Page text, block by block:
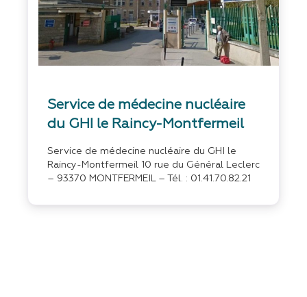
Service de médecine nucléaire
du GHI le Raincy-Montfermeil
Service de médecine nucléaire du GHI le
Raincy-Montfermeil 10 rue du Général Leclerc
– 93370 MONTFERMEIL – Tél. : 01.41.70.82.21